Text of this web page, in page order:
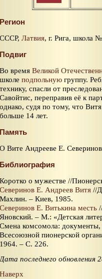
Регион
СССР, Латвия, г. Рига, школа
Подвиг
Во время Великой
школе подпольную группу.
технику, спасли от
Савойтис, переправив её к
однако, судя по тому, что
больше 14 лет.
Память
О Вите Андрееве Е.
Библиография
Коротко о мужестве //
Северинов Е. Андреев Витя //
Махлин. – Киев, 1985.
Северинов Е. Витькина месть
Яновский. – М.: «Детская
Смена комсомола:
Всесоюзной пионерской
1964. – С. 226.
Дата последнего обновления
Наверх